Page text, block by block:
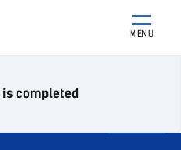
MENU
is completed